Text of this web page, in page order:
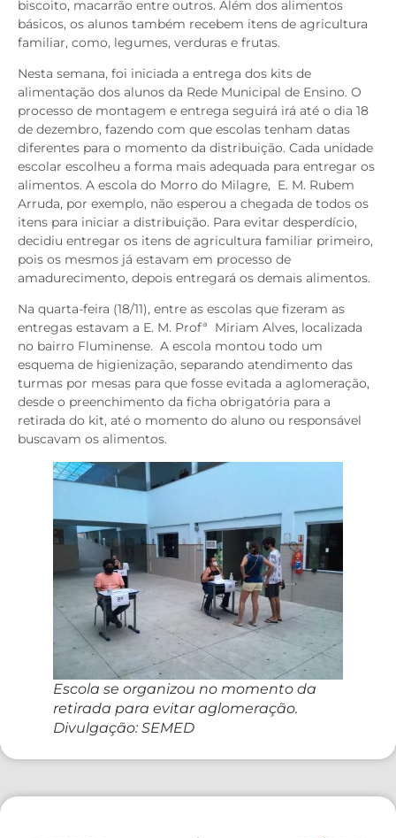
biscoito, macarrão entre outros. Além dos alimentos
básicos, os alunos também recebem itens de agricultura
familiar, como, legumes, verduras e frutas.
Nesta semana, foi iniciada a entrega dos kits de
alimentação dos alunos da Rede Municipal de Ensino. O
processo de montagem e entrega seguirá irá até o dia 18
de dezembro, fazendo com que escolas tenham datas
diferentes para o momento da distribuição. Cada unidade
escolar escolheu a forma mais adequada para entregar os
alimentos. A escola do Morro do Milagre, E. M. Rubem
Arruda, por exemplo, não esperou a chegada de todos os
itens para iniciar a distribuição. Para evitar desperdício,
decidiu entregar os itens de agricultura familiar primeiro,
pois os mesmos já estavam em processo de
amadurecimento, depois entregará os demais alimentos.
Na quarta-feira (18/11), entre as escolas que fizeram as
entregas estavam a E. M. Profª Miriam Alves, localizada
no bairro Fluminense. A escola montou todo um
esquema de higienização, separando atendimento das
turmas por mesas para que fosse evitada a aglomeração,
desde o preenchimento da ficha obrigatória para a
retirada do kit, até o momento do aluno ou responsável
buscavam os alimentos.
Escola se organizou no momento da
retirada para evitar aglomeração.
Divulgação: SEMED